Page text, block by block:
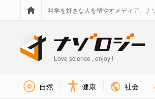
科学を好きな人を増やすメディア、ナ
Love science , enjoy !
自然 健康 社会